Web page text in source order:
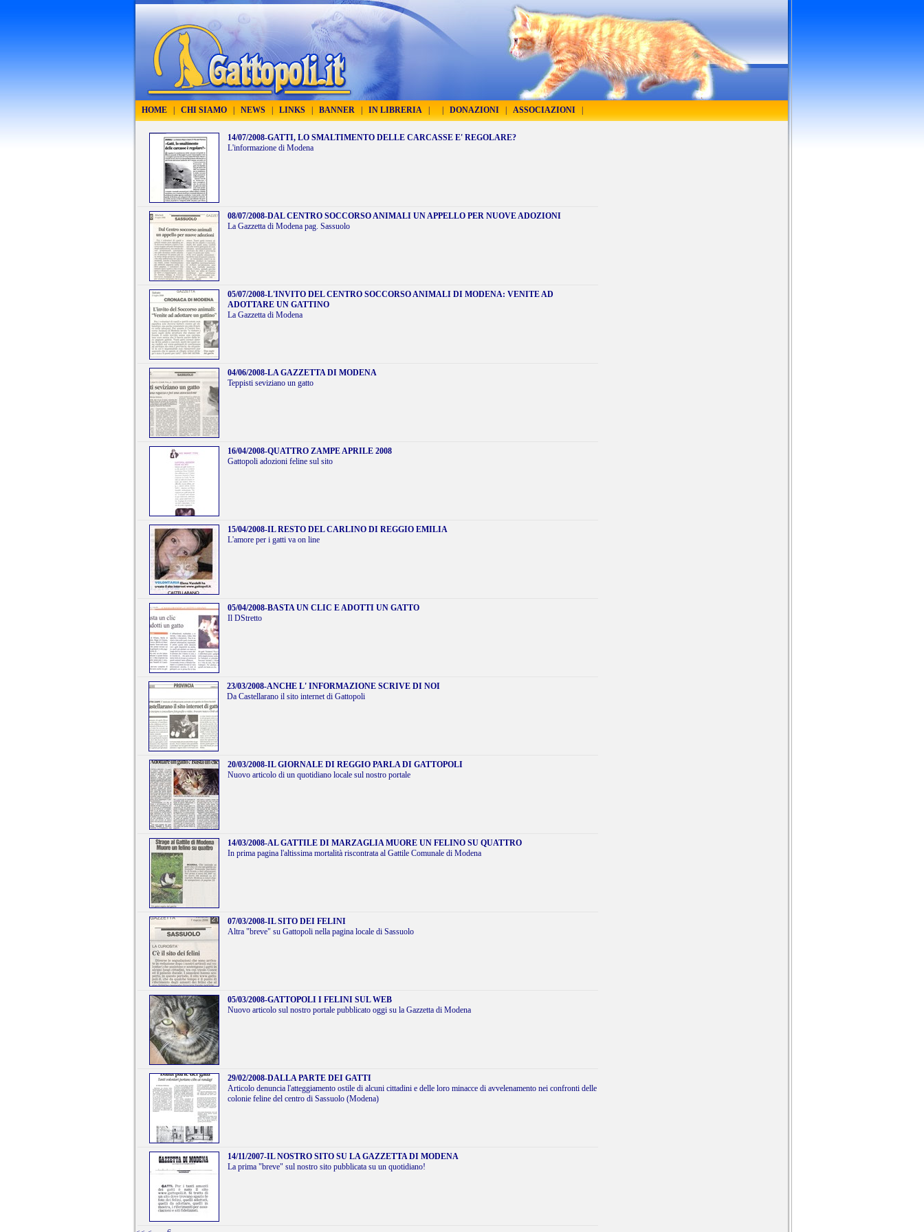
HOME CHI SIAMO NEWS LINKS BANNER IN LIBRERIA DONAZIONI ASSOCIAZIONI
14/07/2008-GATTI, LO SMALTIMENTO DELLE CARCASSE E' REGOLARE?
L'informazione di Modena
08/07/2008-DAL CENTRO SOCCORSO ANIMALI UN APPELLO PER NUOVE ADOZIONI
La Gazzetta di Modena pag. Sassuolo
05/07/2008-L'INVITO DEL CENTRO SOCCORSO ANIMALI DI MODENA: VENITE AD
ADOTTARE UN GATTINO
La Gazzetta di Modena
04/06/2008-LA GAZZETTA DI MODENA
Teppisti seviziano un gatto
16/04/2008-QUATTRO ZAMPE APRILE 2008
Gattopoli adozioni feline sul sito
15/04/2008-IL RESTO DEL CARLINO DI REGGIO EMILIA
L'amore per i gatti va on line
05/04/2008-BASTA UN CLIC E ADOTTI UN GATTO
Il DStretto
23/03/2008-ANCHE L' INFORMAZIONE SCRIVE DI NOI
Da Castellarano il sito internet di Gattopoli
20/03/2008-IL GIORNALE DI REGGIO PARLA DI GATTOPOLI
Nuovo articolo di un quotidiano locale sul nostro portale
14/03/2008-AL GATTILE DI MARZAGLIA MUORE UN FELINO SU QUATTRO
In prima pagina l'altissima mortalità riscontrata al Gattile Comunale di Modena
07/03/2008-IL SITO DEI FELINI
Altra "breve" su Gattopoli nella pagina locale di Sassuolo
05/03/2008-GATTOPOLI I FELINI SUL WEB
Nuovo articolo sul nostro portale pubblicato oggi su la Gazzetta di Modena
29/02/2008-DALLA PARTE DEI GATTI
Articolo denuncia l'atteggiamento ostile di alcuni cittadini e delle loro minacce di avvelenamento nei confronti delle
colonie feline del centro di Sassuolo (Modena)
14/11/2007-IL NOSTRO SITO SU LA GAZZETTA DI MODENA
La prima "breve" sul nostro sito pubblicata su un quotidiano!